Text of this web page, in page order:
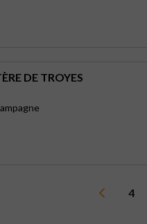
DE TROYES
4